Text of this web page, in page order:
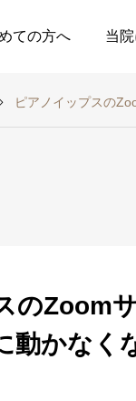
ての方へ 当
4
イップ
ップス
ス改善喜
ピアノイップスの
のZoom
動かなく